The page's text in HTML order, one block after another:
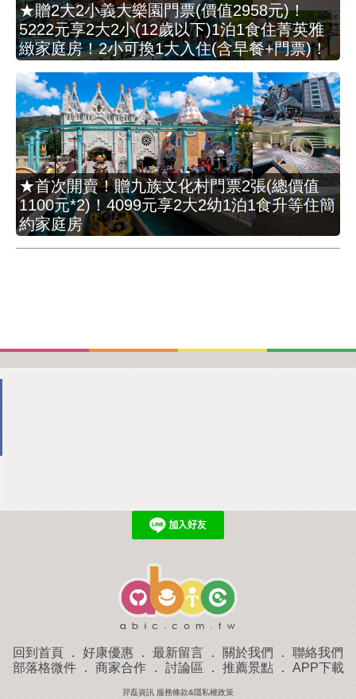
★贈2大2小義大樂園門票(價值2958元)！
5222元享2大2小(12歲以下)1泊1食住菁英雅
緻家庭房！2小可換1大入住(含早餐+門票)！
★首次開賣！贈九族文化村門票2張(總價值
1100元*2)！4099元享2大2幼1泊1食升等住簡
約家庭房
回到首頁 ． 好康優惠 ． 最新留言 ． 關於我們 ． 聯絡我們
部落格微件． 商家合作． 討論區 ． 推薦景點． APP下載
羿磊資訊 服務條款&隱私權政策